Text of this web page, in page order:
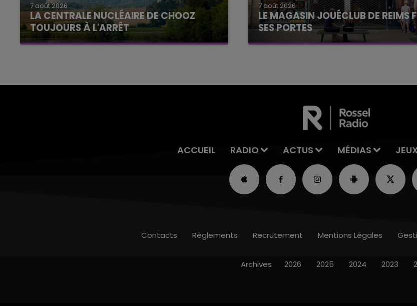
7 août 2026
LA CENTRALE NUCLÉAIRE DE CHOOZ
TOUJOURS À L'ARRÊT
Cela fait déjà une semaine que la centrale
7 août 2026
LE MAGASIN JOUÉCLUB DE REIMS
SES PORTES
C'était l'une des institutions du centre-
ACCUEIL RADIO ACTUS MÉDIAS
Contacts Règlements Recrutement Mentions Légales
Archives 2026 2025 2024 2023